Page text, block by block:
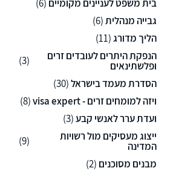
בית משפט לעניינים מקומיים (6)
גבייה מנהלית(6)
הליך מדורג(11)
הנפקת היתרים לעובדים זרים
ופלשתינאים
(3)
הסדרת מעמד בישראל(30)
ויזה למומחים זרים - visa expert
(8)
ועדת ערר לאנשי קבע(3)
ייצוג מעסיקים מול רשויות
המדינה
(9)
מבנים מסוכנים (2)